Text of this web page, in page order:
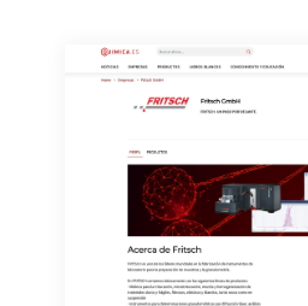
de indicar los motivos informando
LUMITOS AG, Ernst-Augustin-Str. 2,
(Alemania) o por correo electrónico
electrónico se incluye un enlace
suscripción al boletín informativo